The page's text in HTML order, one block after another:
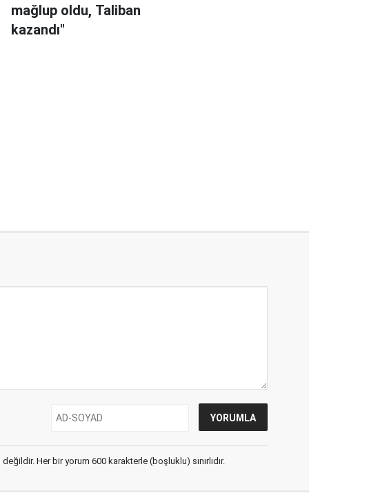
mağlup oldu, Taliban
kazandı"
Her bir yorum 600 karakterle (boşluklu) sınırlıdır.